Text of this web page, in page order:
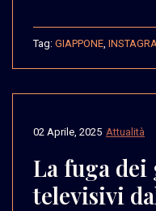
Tag: GIAPPONE
Attualità
02 Aprile, 2025
La fuga
televisivi